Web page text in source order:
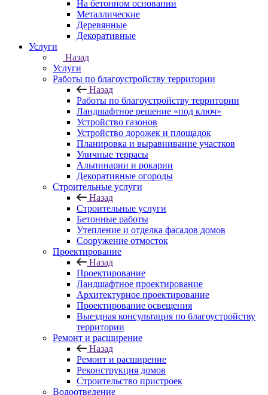
На бетонном основании
Металлические
Деревянные
Декоративные
Услуги
Назад
Услуги
Работы по благоустройству территории
Назад
Работы по благоустройству территории
Ландшафтное решение «под ключ»
Устройство газонов
Устройство дорожек и площадок
Планировка и выравнивание участков
Уличные террасы
Альпинарии и рокарии
Декоративные огороды
Строительные услуги
Назад
Строительные услуги
Бетонные работы
Утепление и отделка фасадов домов
Сооружение отмосток
Проектирование
Назад
Проектирование
Ландшафтное проектирование
Архитектурное проектирование
Проектирование освещения
Выездная консультация по благоустройству
территории
Ремонт и расширение
Назад
Ремонт и расширение
Реконструкция домов
Строительство пристроек
Водоотведение